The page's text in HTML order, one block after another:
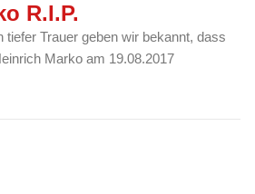
R.I.P.
tiefer Trauer geben wir bekannt, dass
Marko am 19.08.2017